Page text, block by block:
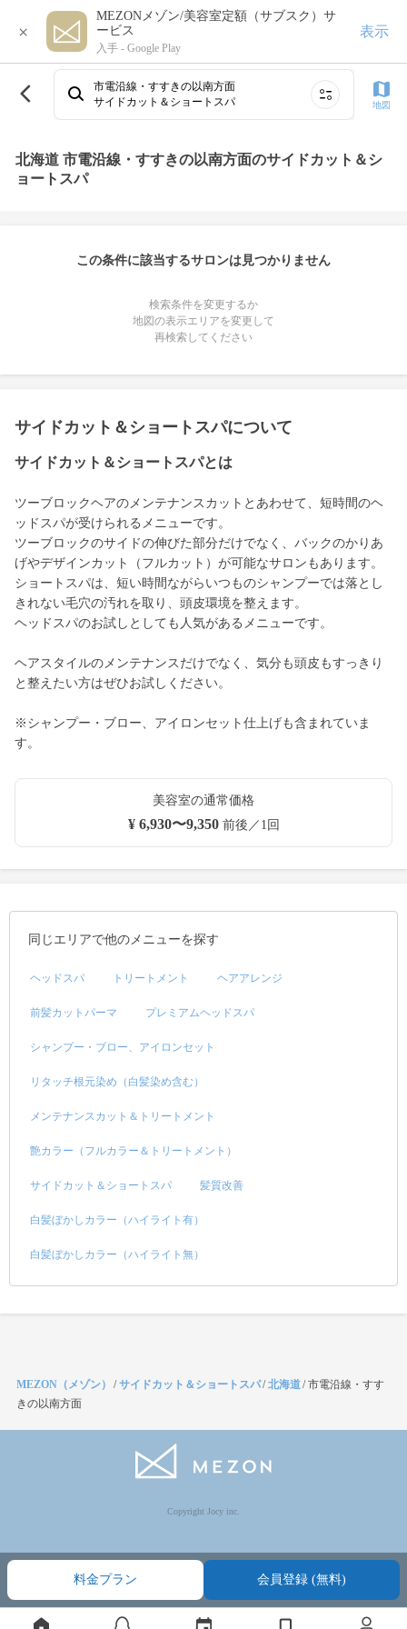
×
MEZONメゾン/美容室定額（サブスク）サ
ービス
入手 - Google Play
表示
市電沿線・すすきの以南方面
サイドカット＆ショートスパ
地図
北海道 市電沿線・すすきの以南方面のサイドカット＆シ
ョートスパ
この条件に該当するサロンは見つかりません
検索条件を変更するか
地図の表示エリアを変更して
再検索してください
サイドカット＆ショートスパについて
サイドカット＆ショートスパとは
ツーブロックヘアのメンテナンスカットとあわせて、短時間のヘ
ッドスパが受けられるメニューです。
ツーブロックのサイドの伸びた部分だけでなく、バックのかりあ
げやデザインカット（フルカット）が可能なサロンもあります。
ショートスパは、短い時間ながらいつものシャンプーでは落とし
きれない毛穴の汚れを取り、頭皮環境を整えます。
ヘッドスパのお試しとしても人気があるメニューです。
ヘアスタイルのメンテナンスだけでなく、気分も頭皮もすっきり
と整えたい方はぜひお試しください。
※シャンプー・ブロー、アイロンセット仕上げも含まれていま
す。
美容室の通常価格
¥ 6,930〜9,350前後／1回
同じエリアで他のメニューを探す
ヘッドスパ トリートメント ヘアアレンジ
前髪カットパーマ プレミアムヘッドスパ
シャンプー・ブロー、アイロンセット
リタッチ根元染め（白髪染め含む）
メンテナンスカット＆トリートメント
艶カラー（フルカラー＆トリートメント）
サイドカット＆ショートスパ 髪質改善
白髪ぼかしカラー（ハイライト有）
白髪ぼかしカラー（ハイライト無）
料金プラン 会員登録 (無料)
MEZON（メゾン） /サイドカット＆ショートスパ/北海道/市電沿線・すす
きの以南方面
Copyright Jocy inc.